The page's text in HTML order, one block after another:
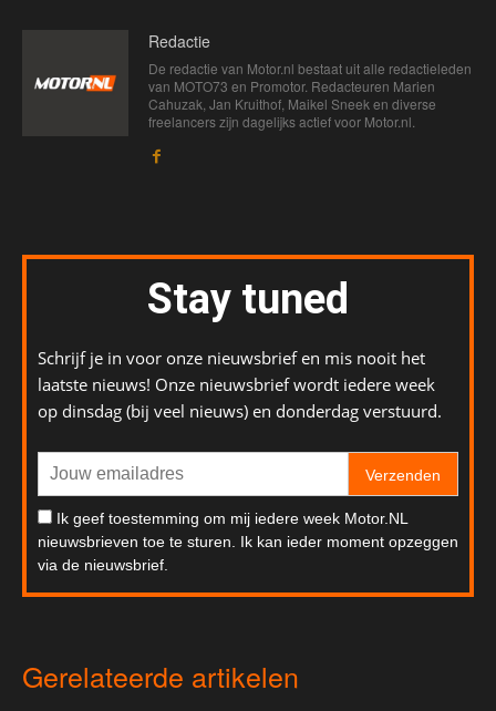
Redactie
De redactie van Motor.nl bestaat uit alle redactieleden
van MOTO73 en Promotor. Redacteuren Marien
Cahuzak, Jan Kruithof, Maikel Sneek en diverse
freelancers zijn dagelijks actief voor Motor.nl.
Stay tuned
Schrijf je in voor onze nieuwsbrief en mis nooit het
laatste nieuws! Onze nieuwsbrief wordt iedere week
op dinsdag (bij veel nieuws) en donderdag verstuurd.
Verzenden
Ik geef toestemming om mij iedere week Motor.NL
nieuwsbrieven toe te sturen. Ik kan ieder moment opzeggen
via de nieuwsbrief.
Gerelateerde artikelen